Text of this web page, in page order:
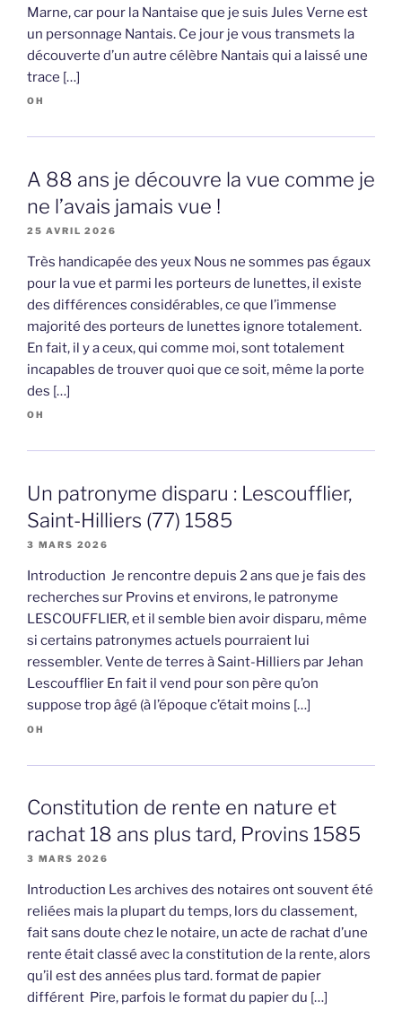
Marne, car pour la Nantaise que je suis Jules Verne est
un personnage Nantais. Ce jour je vous transmets la
découverte d’un autre célèbre Nantais qui a laissé une
trace […]
OH
A 88 ans je découvre la vue comme je
ne l’avais jamais vue !
25 AVRIL 2026
Très handicapée des yeux Nous ne sommes pas égaux
pour la vue et parmi les porteurs de lunettes, il existe
des différences considérables, ce que l’immense
majorité des porteurs de lunettes ignore totalement.
En fait, il y a ceux, qui comme moi, sont totalement
incapables de trouver quoi que ce soit, même la porte
des […]
OH
Un patronyme disparu : Lescoufflier,
Saint-Hilliers (77) 1585
3 MARS 2026
Introduction Je rencontre depuis 2 ans que je fais des
recherches sur Provins et environs, le patronyme
LESCOUFFLIER, et il semble bien avoir disparu, même
si certains patronymes actuels pourraient lui
ressembler. Vente de terres à Saint-Hilliers par Jehan
Lescoufflier En fait il vend pour son père qu’on
suppose trop âgé (à l’époque c’était moins […]
OH
Constitution de rente en nature et
rachat 18 ans plus tard, Provins 1585
3 MARS 2026
Introduction Les archives des notaires ont souvent été
reliées mais la plupart du temps, lors du classement,
fait sans doute chez le notaire, un acte de rachat d’une
rente était classé avec la constitution de la rente, alors
qu’il est des années plus tard. format de papier
différent Pire, parfois le format du papier du […]